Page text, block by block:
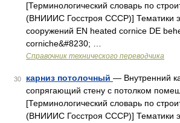
[Терминологический словарь по
(ВНИИИС Госстроя СССР)] Тематики
сооружений EN heated cornice DE
corniche&#8230; …
Справочник технического переводчика
30 карниз потолочный — Внутренний
сопрягающий стену с потолком
[Терминологический словарь по
(ВНИИИС Госстроя СССР)] Тематики